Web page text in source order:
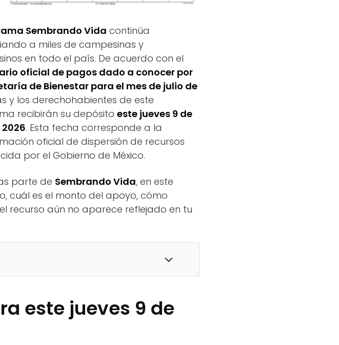
Sembrando Vida continúa
a miles de campesinas y
en todo el país. De acuerdo con el
oficial de pagos dado a conocer por
de Bienestar para el mes de julio de
y los derechohabientes de este
recibirán su depósito este jueves 9 de
. Esta fecha corresponde a la
oficial de dispersión de recursos
por el Gobierno de México.
parte de Sembrando Vida, en este
cuál es el monto del apoyo, cómo
recurso aún no aparece reflejado en tu
este jueves 9 de